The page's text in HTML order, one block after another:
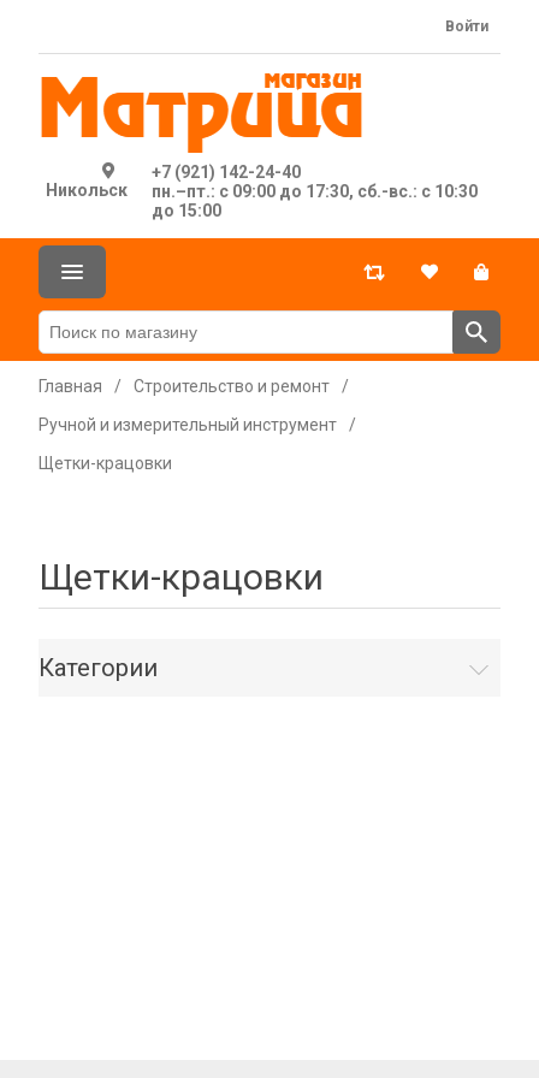
Никольск
+7 (921) 142-24-40
пн.–пт.: с 09:00 до 17:30, сб.-вс.: с 10:30
до 15:00
Войти
Главная / Строительство и ремонт
/
Ручной и измерительный инструмент
/
Щетки-крацовки
Щетки-крацовки
Категории